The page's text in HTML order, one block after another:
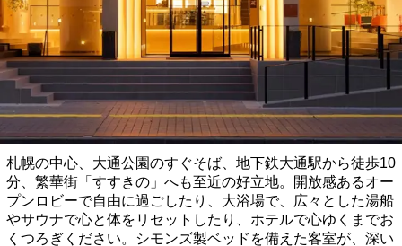
札幌の中心、大通公園のすぐそば、地下鉄大通駅から徒歩10
分、繁華街「すすきの」へも至近の好立地。開放感あるオー
プンロビーで自由に過ごしたり、大浴場で、広々とした湯船
やサウナで心と体をリセットしたり、ホテルで心ゆくまでお
くつろぎください。シモンズ製ベッドを備えた客室が、深い